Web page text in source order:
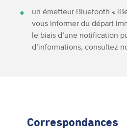
un émetteur Bluetooth «
vous informer du départ
le biais d’une notification
d’informations, consultez
Correspondances